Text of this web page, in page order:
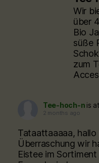
Wir
über
Bio
süße
zum
Tee-hoch-n is
2 months ago
Tataattaaaaa, hallo
Überraschung wir
Eistee im